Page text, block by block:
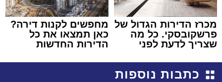
מכרז הדירות הגדול של
פרשקובסקי. כל מה
שצריך לדעת לפני
באשדוד
מחפשים לקנות דירה?
כאן תמצאו את כל
הדירות החדשות
כתבות נוספות